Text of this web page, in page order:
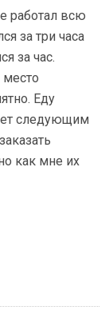
работал всю
за три часа
за час.
Еду
следующим
как мне их